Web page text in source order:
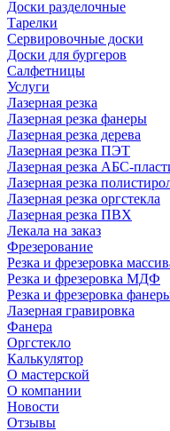
Доски разделочные
Тарелки
Сервировочные доски
Доски для бургеров
Салфетницы
Услуги
Лазерная резка
Лазерная резка фанеры
Лазерная резка дерева
Лазерная резка ПЭТ
Лазерная резка АБС-
Лазерная резка
Лазерная резка оргстекла
Лазерная резка ПВХ
Лекала на заказ
Фрезерование
Резка и фрезеровка
Резка и фрезеровка МДФ
Резка и фрезеровка
Лазерная гравировка
Фанера
Орг­стек­ло
Калькулятор
О мастерской
О компании
Новости
Отзывы